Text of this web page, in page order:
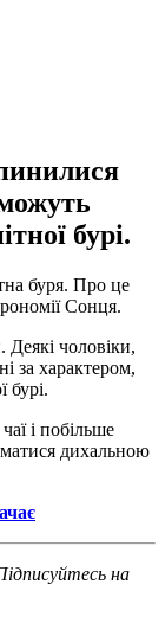
бурі.
буря. Про це
Сонця.
чоловіки,
за характером,
бурі.
і побільше
дихальною
на